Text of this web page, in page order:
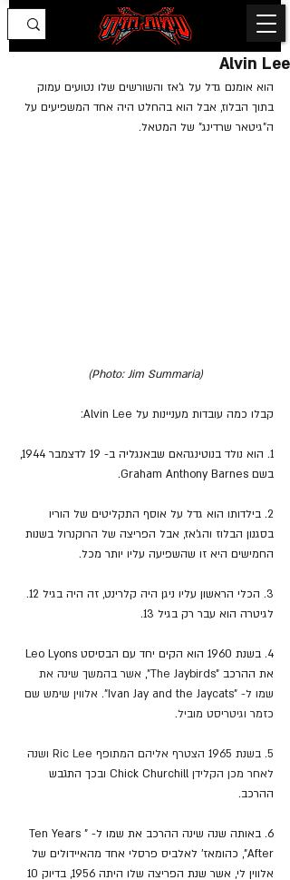
Alvin Lee
הוא אומנם גדל על ג'אז והשורשים שלו נטועים עמוק
בתוך הבלוז, אבל הוא בהחלט היה אחד המשפיעים על
ה"גיטאר שרדינג" של המטאל.
(Photo: Jim Summaria)
קבלו כמה עובדות מעניינות על Alvin Lee:
1. הוא נולד בנוטינגהאם שבאנגליה ב- 19 לדצמבר 1944,
בשם Graham Anthony Barnes.
2. בילדותו הוא גדל על אוסף התקליטים של הוריו
בסגנון הבלוז והג'אז, אבל הפריצה של הרוקנרול בשנות
החמישים היא זו שהשפיעה עליו יותר מכל.
3. הכלי הראשון עליו ניגן היה קלרינט, זה היה בגיל 12.
לגיטרה הוא עבר רק בגיל 13.
את ההרכב "
The Jaybirds", אשר בהמשך שינה את
שמו ל- "Ivan Jay and the Jaycats". אלווין שימש שם
כזמר וגיטריסט מוביל.
5. בשנת 1965 הצטרף אליהם המתופף Ric Lee ושנה
לאחר מכן הקלידן
Chick Churchill ובכך התגבש
ההרכב.
6. באותה שנה שינה ההרכב את שמו ל- "Ten Years
After", כהומאז' לאלביס פרסלי אחד מהאיידולים של